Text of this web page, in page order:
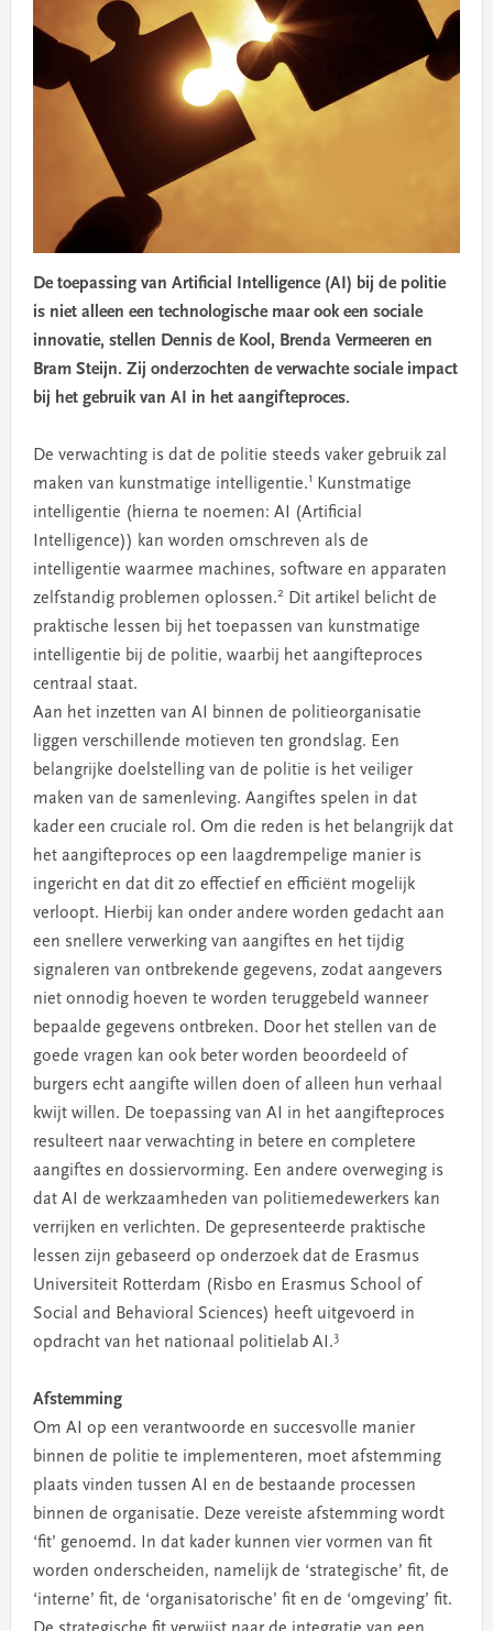
De toepassing van Artificial Intelligence (AI) bij de politie
is niet alleen een technologische maar ook een sociale
innovatie, stellen Dennis de Kool, Brenda Vermeeren en
Bram Steijn. Zij onderzochten de verwachte sociale impact
bij het gebruik van AI in het aangifteproces.
De verwachting is dat de politie steeds vaker gebruik zal
maken van kunstmatige intelligentie.1
Kunstmatige
intelligentie (hierna te noemen: AI (Artificial
Intelligence)) kan worden omschreven als de
intelligentie waarmee machines, software en apparaten
zelfstandig problemen oplossen.2Dit artikel belicht de
praktische lessen bij het toepassen van kunstmatige
intelligentie bij de politie, waarbij het aangifteproces
centraal staat.
Aan het inzetten van AI binnen de politieorganisatie
liggen verschillende motieven ten grondslag. Een
belangrijke doelstelling van de politie is het veiliger
maken van de samenleving. Aangiftes spelen in dat
kader een cruciale rol. Om die reden is het belangrijk dat
het aangifteproces op een laagdrempelige manier is
ingericht en dat dit zo effectief en efficiënt mogelijk
verloopt. Hierbij kan onder andere worden gedacht aan
een snellere verwerking van aangiftes en het tijdig
signaleren van ontbrekende gegevens, zodat aangevers
niet onnodig hoeven te worden teruggebeld wanneer
bepaalde gegevens ontbreken. Door het stellen van de
goede vragen kan ook beter worden beoordeeld of
burgers echt aangifte willen doen of alleen hun verhaal
kwijt willen. De toepassing van AI in het aangifteproces
resulteert naar verwachting in betere en completere
aangiftes en dossiervorming. Een andere overweging is
dat AI de werkzaamheden van politiemedewerkers kan
verrijken en verlichten. De gepresenteerde praktische
lessen zijn gebaseerd op onderzoek dat de Erasmus
Universiteit Rotterdam (Risbo en Erasmus School of
Social and Behavioral Sciences) heeft uitgevoerd in
opdracht van het nationaal politielab AI.3
Afstemming
Om AI op een verantwoorde en succesvolle manier
binnen de politie te implementeren, moet afstemming
plaats vinden tussen AI en de bestaande processen
binnen de organisatie. Deze vereiste afstemming wordt
‘fit’ genoemd. In dat kader kunnen vier vormen van fit
worden onderscheiden, namelijk de ‘strategische’ fit, de
‘interne’ fit, de ‘organisatorische’ fit en de ‘omgeving’ fit.